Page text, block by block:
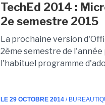
TechEd 2014 :
2e semestre 2015
La prochaine version
2ème semestre de
l'habituel programme
LE 29 OCTOBRE 2014 /